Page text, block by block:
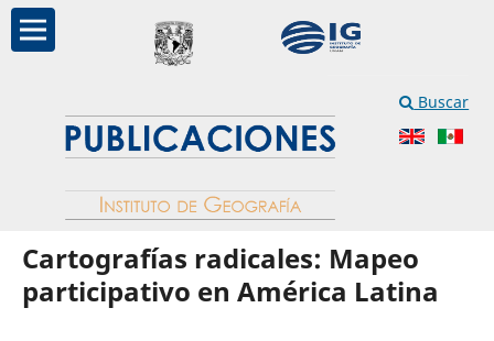
Buscar
Cartografías radicales: Mapeo
participativo en América Latina